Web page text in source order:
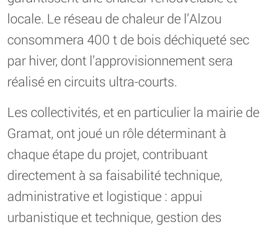
locale. Le réseau de chaleur de l’Alzou
consommera 400 t de bois déchiqueté sec
par hiver, dont l’approvisionnement sera
réalisé en circuits ultra-courts.
Les collectivités, et en particulier la mairie de
Gramat, ont joué un rôle déterminant à
chaque étape du projet, contribuant
directement à sa faisabilité technique,
administrative et logistique : appui
urbanistique et technique, gestion des